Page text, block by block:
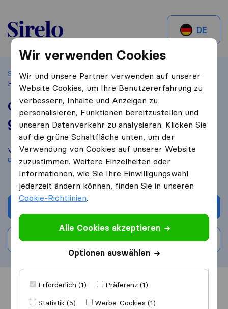
Sirelo.ch
DE
Startseite Beste Umzugsfirmen in der Nähe Basel
Casa
Hirsbrunner AG
Casa Hirsbrunner AG
9,8 basierend auf218
Sirelo und Google Bewertungen
i
Vergleichen Sie Casa Hirsbrunner AG mit anderenUmzugs​
unternehmenaus Basel
Bewertung schreiben
Übersicht Bewertungen
Wir verwenden Cookies
Wir und unsere Partner verwenden auf unserer
Website Cookies, um Ihre Benutzererfahrung zu
verbessern, Inhalte und Anzeigen zu
personalisieren, Funktionen bereitzustellen und
unseren Datenverkehr zu analysieren. Klicken Sie
auf die grüne Schaltfläche unten, um der
Verwendung von Cookies auf unserer Website
zuzustimmen. Weitere Einzelheiten oder
Informationen, wie Sie Ihre Einwilligungswahl
jederzeit ändern können, finden Sie in unseren
Cookie-Richtlinien.
Alle Cookies akzeptieren
Optionen auswählen
Erforderlich (1)
Präferenz (1)
Statistik (5)
Werbe-Cookies (1)